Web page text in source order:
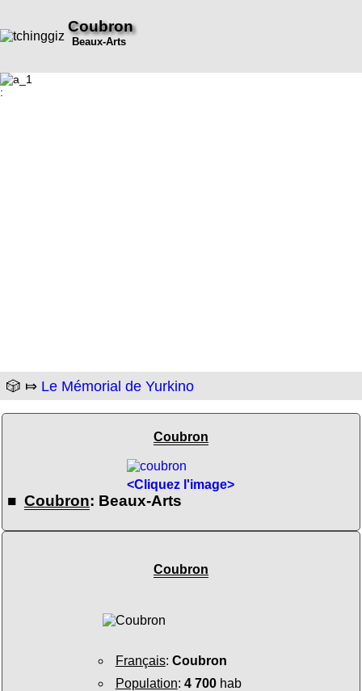
Coubron
Beaux-Arts
:
🎲 ⤇ Le Mémorial de Yurkino
Coubron
<Cliquez l'image>
■ Coubron: Beaux-Arts
Coubron
Français: Coubron
Population: 4 700hab